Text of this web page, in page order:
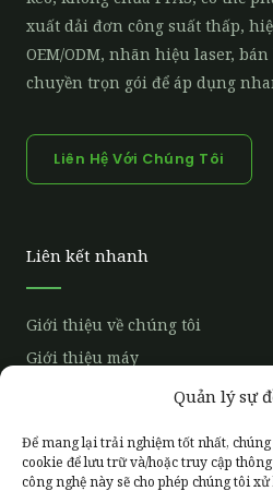
Quản lý sự
Để mang lại trải nghiệm tốt nhất,
cookie để lưu trữ và/hoặc truy cập
công nghệ này sẽ cho phép chúng tôi
xuất dải đơn công suất thấp,
OEM/ODM, nhãn hiệu laser,
chuyền trọn gói để áp dụng
Liên Hệ Với Chúng Tôi
Liên kết nhanh
Giới thiệu về chúng tôi
Giới thiệu máy
Câu hỏi thường gặp